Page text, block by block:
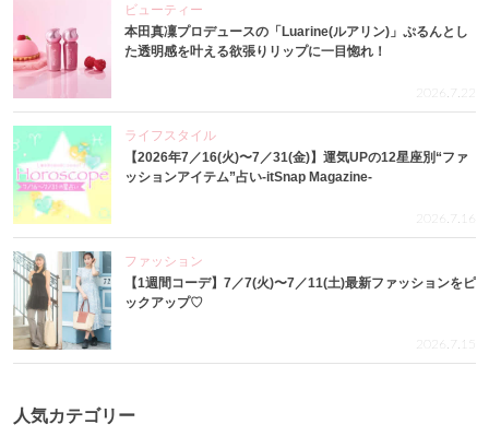
ビューティー
本田真凜プロデュースの「Luarine(ルアリン)」ぷるんとし
た透明感を叶える欲張りリップに一目惚れ！
2026.7.22
ライフスタイル
【2026年7／16(火)〜7／31(金)】運気UPの12星座別“ファ
ッションアイテム”占い-itSnap Magazine-
2026.7.16
ファッション
【1週間コーデ】7／7(火)〜7／11(土)最新ファッションをピ
ックアップ♡
2026.7.15
人気カテゴリー